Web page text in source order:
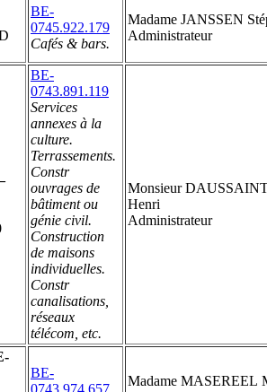
BE-
0745.922.179
Cafés & bars.
Madame JANSSEN
Administrateur
BE-
0743.891.119
Services
annexes à la
culture.
Terrassements.
Constr
ouvrages de
bâtiment ou
génie civil.
Construction
de maisons
individuelles.
Constr
canalisations,
réseaux
télécom, etc.
Monsieur
Henri
Administrateur
BE-
0743.974.657
Madame MASEREEL